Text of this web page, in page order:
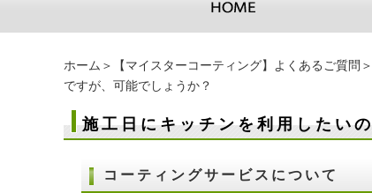
ホーム ＞ 【マイスターコーティング】よくあるご質問 ＞
ですが、可能でしょうか？
施工日にキッチンを利用したい
コーティングサービスについて